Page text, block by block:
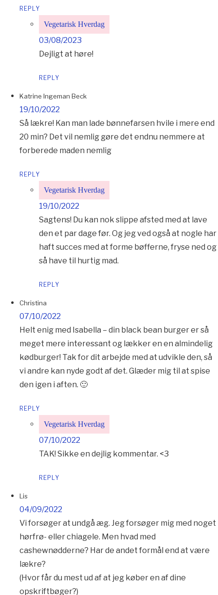
REPLY
Vegetarisk Hverdag
03/08/2023
Dejligt at høre!
REPLY
Katrine Ingeman Beck
19/10/2022
Så lækre! Kan man lade bønnefarsen hvile i mere end
20 min? Det vil nemlig gøre det endnu nemmere at
forberede maden nemlig
REPLY
Vegetarisk Hverdag
19/10/2022
Sagtens! Du kan nok slippe afsted med at lave
den et par dage før. Og jeg ved også at nogle har
haft succes med at forme bøfferne, fryse ned og
så have til hurtig mad.
REPLY
Christina
07/10/2022
Helt enig med Isabella – din black bean burger er så
meget mere interessant og lækker en en almindelig
kødburger! Tak for dit arbejde med at udvikle den, så
vi andre kan nyde godt af det. Glæder mig til at spise
den igen i aften. 🙂
REPLY
Vegetarisk Hverdag
07/10/2022
TAK! Sikke en dejlig kommentar. <3
REPLY
Lis
04/09/2022
Vi forsøger at undgå æg. Jeg forsøger mig med noget
hørfrø- eller chiagele. Men hvad med
cashewnødderne? Har de andet formål end at være
lækre?
(Hvor får du mest ud af at jeg køber en af dine
opskriftbøger?)